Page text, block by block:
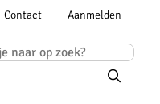
Contact
Account
Aanmelden